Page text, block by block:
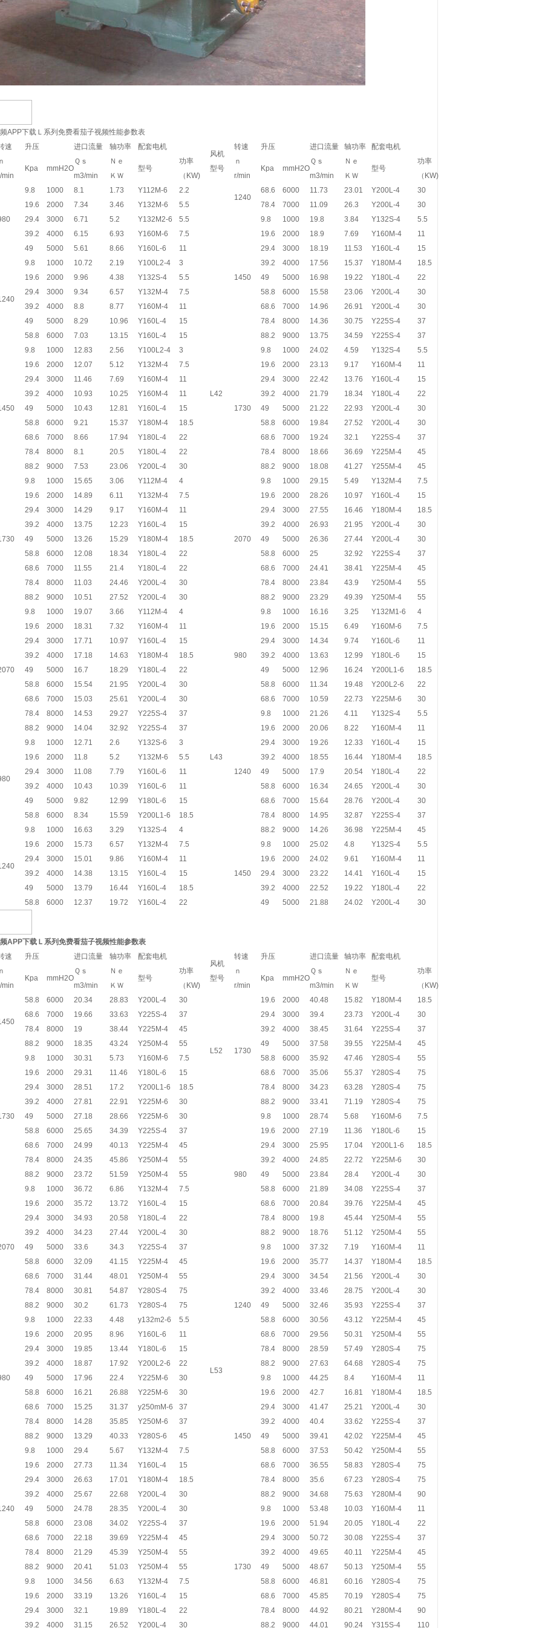
APP下载Ｌ系列免费看茄子视频性能参数表
速
min
升压
进口流量
Ｑｓ
m3/min
轴功率
Ｎｅ
ＫＷ
配套电机
风机
型号
转速
ｎ
r/min
升压
进口流量
Ｑｓ
m3/min
轴功率
Ｎｅ
ＫＷ
配套电机
Kpa mmH2O 型号
功率
（KW)
Kpa mmH2O 型号
功率
（KW)
9.8 1000 8.1 1.73 Y112M-6 2.2
L42
1240
68.6 6000 11.73 23.01 Y200L-4
30
19.6
2000 7.34 3.46 Y132M-6 5.5 78.4 7000 11.09 26.3 Y200L-4
30
29.4
3000 6.71 5.2 Y132M2-6 5.5
1450
9.8 1000 19.8 3.84 Y132S-4
5.5
39.2
4000 6.15 6.93 Y160M-6 7.5 19.6 2000 18.9 7.69 Y160M-4
11
49
5000 5.61 8.66 Y160L-6 11 29.4 3000 18.19 11.53 Y160L-4 15
9.8 1000 10.72 2.19 Y100L2-4 3 39.2 4000 17.56 15.37 Y180M-4
18.5
19.6
2000 9.96 4.38 Y132S-4 5.5 49 5000 16.98 19.22 Y180L-4
22
29.4
3000 9.34 6.57 Y132M-4 7.5 58.8 6000 15.58 23.06 Y200L-4
30
39.2
4000 8.8 8.77 Y160M-4 11 68.6 7000 14.96 26.91 Y200L-4
30
49
5000 8.29 10.96 Y160L-4 15 78.4 8000 14.36 30.75 Y225S-4
37
58.8
6000 7.03 13.15 Y160L-4 15 88.2 9000 13.75 34.59 Y225S-4 37
9.8 1000 12.83 2.56 Y100L2-4 3
1730
9.8 1000 24.02 4.59 Y132S-4
5.5
19.6
2000 12.07 5.12 Y132M-4 7.5 19.6 2000 23.13 9.17 Y160M-4
11
29.4
3000 11.46 7.69 Y160M-4 11 29.4 3000 22.42 13.76 Y160L-4
15
39.2
4000 10.93 10.25 Y160M-4 11 39.2 4000 21.79 18.34 Y180L-4
22
49
5000 10.43 12.81 Y160L-4 15 49 5000 21.22 22.93 Y200L-4
30
58.8
6000 9.21 15.37 Y180M-4 18.5 58.8 6000 19.84 27.52 Y200L-4
30
68.6
7000 8.66 17.94 Y180L-4 22 68.6 7000 19.24 32.1 Y225S-4
37
78.4
8000 8.1 20.5 Y180L-4 22 78.4 8000 18.66 36.69 Y225M-4
45
88.2
9000 7.53 23.06 Y200L-4 30 88.2 9000 18.08 41.27 Y255M-4 45
9.8 1000 15.65 3.06 Y112M-4 4
2070
9.8 1000 29.15 5.49 Y132M-4
7.5
19.6
2000 14.89 6.11 Y132M-4 7.5 19.6 2000 28.26 10.97 Y160L-4
15
29.4
3000 14.29 9.17 Y160M-4 11 29.4 3000 27.55 16.46 Y180M-4
18.5
39.2
4000 13.75 12.23 Y160L-4 15 39.2 4000 26.93 21.95 Y200L-4
30
49
5000 13.26 15.29 Y180M-4 18.5 49 5000 26.36 27.44 Y200L-4
30
58.8
6000 12.08 18.34 Y180L-4 22 58.8 6000 25 32.92 Y225S-4
37
68.6
7000 11.55 21.4 Y180L-4 22 68.6 7000 24.41 38.41 Y225M-4
45
78.4
8000 11.03 24.46 Y200L-4 30 78.4 8000 23.84 43.9 Y250M-4
55
88.2
9000 10.51 27.52 Y200L-4 30 88.2 9000 23.29 49.39 Y250M-4 55
9.8 1000 19.07 3.66 Y112M-4 4
L43
980
9.8 1000 16.16 3.25 Y132M1-6
4
19.6
2000 18.31 7.32 Y160M-4 11 19.6 2000 15.15 6.49 Y160M-6
7.5
29.4
3000 17.71 10.97 Y160L-4 15 29.4 3000 14.34 9.74 Y160L-6
11
39.2
4000 17.18 14.63 Y180M-4 18.5 39.2 4000 13.63 12.99 Y180L-6
15
49
5000 16.7 18.29 Y180L-4 22 49 5000 12.96 16.24 Y200L1-6
18.5
58.8
6000 15.54 21.95 Y200L-4 30 58.8 6000 11.34 19.48 Y200L2-6
22
68.6
7000 15.03 25.61 Y200L-4 30 68.6 7000 10.59 22.73 Y225M-6
30
78.4
8000 14.53 29.27 Y225S-4 37
1240
9.8 1000 21.26 4.11 Y132S-4
5.5
88.2
9000 14.04 32.92 Y225S-4 37 19.6 2000 20.06 8.22 Y160M-4 11
9.8 1000 12.71 2.6 Y132S-6 3 29.4 3000 19.26 12.33 Y160L-4
15
19.6
2000 11.8 5.2 Y132M-6 5.5 39.2 4000 18.55 16.44 Y180M-4
18.5
29.4
3000 11.08 7.79 Y160L-6 11 49 5000 17.9 20.54 Y180L-4
22
39.2
4000 10.43 10.39 Y160L-6 11 58.8 6000 16.34 24.65 Y200L-4
30
49
5000 9.82 12.99 Y180L-6 15 68.6 7000 15.64 28.76 Y200L-4
30
58.8
6000 8.34 15.59 Y200L1-6 18.5 78.4 8000 14.95 32.87 Y225S-4 37
9.8 1000 16.63 3.29 Y132S-4 4 88.2 9000 14.26 36.98 Y225M-4
45
19.6
2000 15.73 6.57 Y132M-4 7.5
1450
9.8 1000 25.02 4.8 Y132S-4
5.5
29.4
3000 15.01 9.86 Y160M-4 11 19.6 2000 24.02 9.61 Y160M-4
11
39.2
4000 14.38 13.15 Y160L-4 15 29.4 3000 23.22 14.41 Y160L-4
15
49
5000 13.79 16.44 Y160L-4 18.5 39.2 4000 22.52 19.22 Y180L-4
22
58.8
6000 12.37 19.72 Y160L-4 22 49 5000 21.88 24.02 Y200L-4 30
APP下载Ｌ系列免费看茄子视频性能参数表
速
min
升压
进口流量
Ｑｓ
m3/min
轴功率
Ｎｅ
ＫＷ
配套电机
风机
型号
转速
ｎ
r/min
升压
进口流量
Ｑｓ
m3/min
轴功率
Ｎｅ
ＫＷ
配套电机
Kpa mmH2O 型号
功率
（KW)
Kpa mmH2O 型号
功率
（KW)
58.8 6000 20.34 28.83 Y200L-4 30
L52 1730
19.6 2000 40.48 15.82 Y180M-4
18.5
68.6
7000 19.66 33.63 Y225S-4 37 29.4 3000 39.4 23.73 Y200L-4
30
78.4
8000 19 38.44 Y225M-4 45 39.2 4000 38.45 31.64 Y225S-4
37
88.2
9000 18.35 43.24 Y250M-4 55 49 5000 37.58 39.55 Y225M-4 45
9.8 1000 30.31 5.73 Y160M-6 7.5 58.8 6000 35.92 47.46 Y280S-4
55
19.6
2000 29.31 11.46 Y180L-6 15 68.6 7000 35.06 55.37 Y280S-4
75
29.4
3000 28.51 17.2 Y200L1-6 18.5 78.4 8000 34.23 63.28 Y280S-4
75
39.2
4000 27.81 22.91 Y225M-6 30 88.2 9000 33.41 71.19 Y280S-4
75
49
5000 27.18 28.66 Y225M-6 30
L53
980
9.8 1000 28.74 5.68 Y160M-6
7.5
58.8
6000 25.65 34.39 Y225S-4 37 19.6 2000 27.19 11.36 Y180L-6
15
68.6
7000 24.99 40.13 Y225M-4 45 29.4 3000 25.95 17.04 Y200L1-6
18.5
78.4
8000 24.35 45.86 Y250M-4 55 39.2 4000 24.85 22.72 Y225M-6
30
88.2
9000 23.72 51.59 Y250M-4 55 49 5000 23.84 28.4 Y200L-4 30
9.8 1000 36.72 6.86 Y132M-4 7.5 58.8 6000 21.89 34.08 Y225S-4
37
19.6
2000 35.72 13.72 Y160L-4 15 68.6 7000 20.84 39.76 Y225M-4
45
29.4
3000 34.93 20.58 Y180L-4 22 78.4 8000 19.8 45.44 Y250M-4
55
39.2
4000 34.23 27.44 Y200L-4 30 88.2 9000 18.76 51.12 Y250M-4
55
49
5000 33.6 34.3 Y225S-4 37
1240
9.8 1000 37.32 7.19 Y160M-4
11
58.8
6000 32.09 41.15 Y225M-4 45 19.6 2000 35.77 14.37 Y180M-4
18.5
68.6
7000 31.44 48.01 Y250M-4 55 29.4 3000 34.54 21.56 Y200L-4
30
78.4
8000 30.81 54.87 Y280S-4 75 39.2 4000 33.46 28.75 Y200L-4
30
88.2
9000 30.2 61.73 Y280S-4 75 49 5000 32.46 35.93 Y225S-4 37
9.8 1000 22.33 4.48 y132m2-6 5.5 58.8 6000 30.56 43.12 Y225M-4
45
19.6
2000 20.95 8.96 Y160L-6 11 68.6 7000 29.56 50.31 Y250M-4
55
29.4
3000 19.85 13.44 Y180L-6 15 78.4 8000 28.59 57.49 Y280S-4
75
39.2
4000 18.87 17.92 Y200L2-6 22 88.2 9000 27.63 64.68 Y280S-4
75
49
5000 17.96 22.4 Y225M-6 30
1450
9.8 1000 44.25 8.4 Y160M-4
11
58.8
6000 16.21 26.88 Y225M-6 30 19.6 2000 42.7 16.81 Y180M-4
18.5
68.6
7000 15.25 31.37 y250mM-6 37 29.4 3000 41.47 25.21 Y200L-4
30
78.4
8000 14.28 35.85 Y250M-6 37 39.2 4000 40.4 33.62 Y225S-4
37
88.2
9000 13.29 40.33 Y280S-6 45 49 5000 39.41 42.02 Y225M-4 45
9.8 1000 29.4 5.67 Y132M-4 7.5 58.8 6000 37.53 50.42 Y250M-4
55
19.6
2000 27.73 11.34 Y160L-4 15 68.6 7000 36.55 58.83 Y280S-4
75
29.4
3000 26.63 17.01 Y180M-4 18.5 78.4 8000 35.6 67.23 Y280S-4
75
39.2
4000 25.67 22.68 Y200L-4 30 88.2 9000 34.68 75.63 Y280M-4
90
49
5000 24.78 28.35 Y200L-4 30
1730
9.8 1000 53.48 10.03 Y160M-4
11
58.8
6000 23.08 34.02 Y225S-4 37 19.6 2000 51.94 20.05 Y180L-4
22
68.6
7000 22.18 39.69 Y225M-4 45 29.4 3000 50.72 30.08 Y225S-4
37
78.4
8000 21.29 45.39 Y250M-4 55 39.2 4000 49.65 40.11 Y225M-4
45
88.2
9000 20.41 51.03 Y250M-4 55 49 5000 48.67 50.13 Y250M-4
55
9.8
1000 34.56 6.63 Y132M-4 7.5 58.8 6000 46.81 60.16 Y280S-4
75
19.6
2000 33.19 13.26 Y160L-4 15 68.6 7000 45.85 70.19 Y280S-4
75
29.4
3000 32.1 19.89 Y180L-4 22 78.4 8000 44.92 80.21 Y280M-4
90
39.2
4000 31.15 26.52 Y200L-4 30 88.2 9000 44.01 90.24 Y315S-4 110